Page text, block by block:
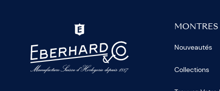
MONTRES
Nouveautés
Collections